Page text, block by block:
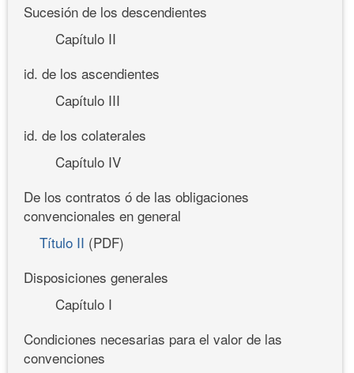
Sucesión de los descendientes
Capítulo II
id. de los ascendientes
Capítulo III
id. de los colaterales
Capítulo IV
De los contratos ó de las obligaciones
convencionales en general
Título II (PDF)
Disposiciones generales
Capítulo I
Condiciones necesarias para el valor de las
convenciones